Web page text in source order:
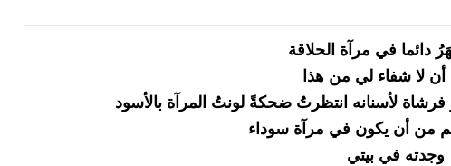
دائما في مرآة الحلاقة
لا شفاء لي من هذا
لأسنانه انتظرتُ ضحكةً لونتُ المرآة بالأسود
من أن يكون في مرآة سوداء
وجدته في بيتي